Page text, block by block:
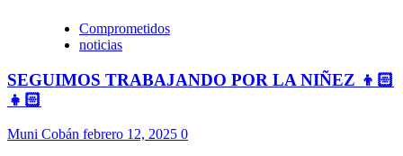
Comprometidos
noticias
SEGUIMOS TRABAJANDO POR LA NIÑEZ 👦🏻
👧🏻
Muni Cobán febrero 12, 2025 0